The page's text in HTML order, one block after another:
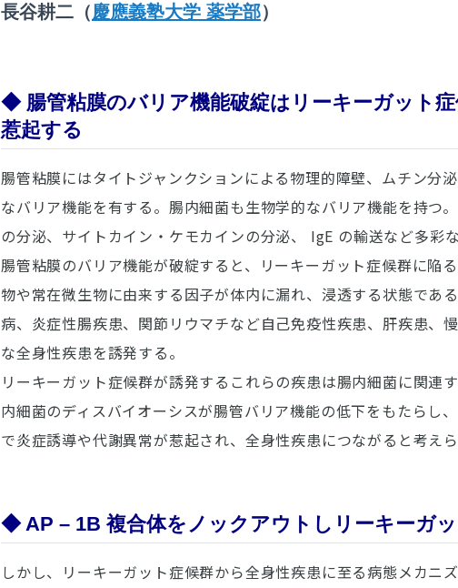
長谷耕二（慶應義塾大学 薬学部）
◆ 腸管粘膜のバリア機能破綻はリーキーガット
惹起する
腸管粘膜にはタイトジャンクションによる物理的障壁、ムチン分
なバリア機能を有する。腸内細菌も生物学的なバリア機能を持つ
の分泌、サイトカイン・ケモカインの分泌、 IgE の輸送など多彩な
腸管粘膜のバリア機能が破綻すると、リーキーガット症候群に陥
物や常在微生物に由来する因子が体内に漏れ、浸透する状態であ
病、炎症性腸疾患、関節リウマチなど自己免疫性疾患、肝疾患、
な全身性疾患を誘発する。
リーキーガット症候群が誘発するこれらの疾患は腸内細菌に関連
内細菌のディスバイオーシスが腸管バリア機能の低下をもたらし
で炎症誘導や代謝異常が惹起され、全身性疾患につながると考えら
◆ AP – 1B 複合体をノックアウトしリーキーガ
しかし、リーキーガット症候群から全身性疾患に至る病態メカニ